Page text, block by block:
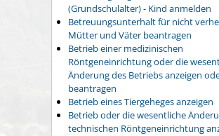
(Grundschulalter) - Kind anmelden
Betreuungsunterhalt für nicht
Mütter und Väter beantragen
Betrieb einer medizinischen
Röntgeneinrichtung oder die
Änderung des Betriebs anzeigen
beantragen
Betrieb eines Tiergeheges anzeigen
Betrieb oder die wesentliche
technischen Röntgeneinrichtung